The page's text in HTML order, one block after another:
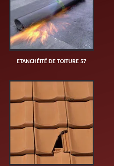
ETANCHÉITÉ DE TOITURE 57